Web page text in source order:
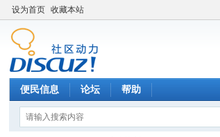
设为首页 收藏本站
便民信息 论坛 帮助